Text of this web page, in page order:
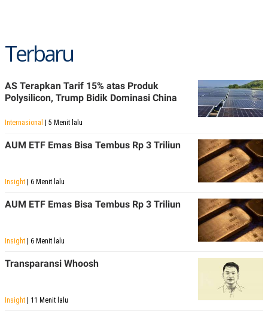
Terbaru
AS Terapkan Tarif 15% atas Produk
Polysilicon, Trump Bidik Dominasi China
Internasional | 5 Menit lalu
AUM ETF Emas Bisa Tembus Rp 3 Triliun
Insight | 6 Menit lalu
AUM ETF Emas Bisa Tembus Rp 3 Triliun
Insight | 6 Menit lalu
Transparansi Whoosh
Insight | 11 Menit lalu